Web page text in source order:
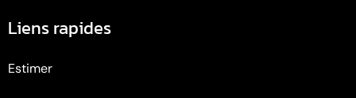
Liens rapides
Estimer